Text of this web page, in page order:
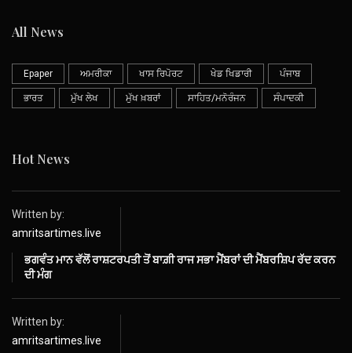
All News
Epaper ਅਮਰੀਕਾ ਖਾਸ ਰਿਪੋਰਟ ਖੇਡ ਖਿਡਾਰੀ ਪੰਜਾਬ
ਭਾਰਤ ਮੁੱਖ ਲੇਖ ਮੁੱਖ ਖ਼ਬਰਾਂ ਸਾਹਿਤ/ਮਨੋਰੰਜਨ ਸੰਪਾਦਕੀ
Hot News
Written by:
amritsartimes.live
ਭਗਵੰਤ ਮਾਨ ਵੱਲੋਂ ਰਾਸ਼ਟਰਪਤੀ ਤੋਂ ਬਾਗ਼ੀ ਰਾਜ ਸਭਾ ਮੈਂਬਰਾਂ ਦੀ ਮੈਂਬਰਸ਼ਿਪ ਰੱਦ ਕਰਨ
ਦੀ ਮੰਗ
Written by:
amritsartimes.live